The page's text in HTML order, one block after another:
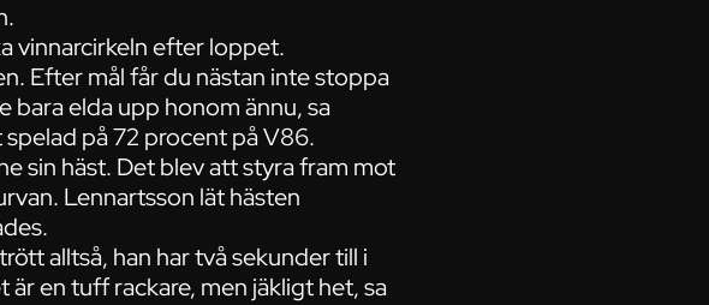
vinnarcirkeln efter loppet.
Efter mål får du nästan inte stoppa
elda upp honom ännu, sa
på 72 procent på V86.
sin häst. Det blev att styra fram mot
Lennartsson lät hästen
alltså, han har två sekunder till i
en tuff rackare, men jäkligt het, sa